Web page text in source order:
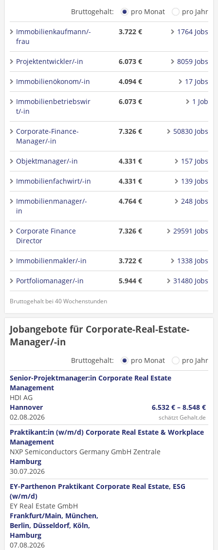
Bruttogehalt: pro Monat pro Jahr
Immobilienkaufmann/-
frau
3.722 € 1764 Jobs
Projektentwickler/-in 6.073 € 8059 Jobs
Immobilienökonom/-in 4.094 € 17 Jobs
Immobilienbetriebswir
t/-in
6.073 € 1 Job
Corporate-Finance-
Manager/-in
7.326 € 50830 Jobs
Objektmanager/-in 4.331 € 157 Jobs
Immobilienfachwirt/-in 4.331 € 139 Jobs
Immobilienmanager/-
in
4.764 € 248 Jobs
Corporate Finance
Director
7.326 € 29591 Jobs
Immobilienmakler/-in 3.722 € 1338 Jobs
Portfoliomanager/-in 5.944 € 31480 Jobs
Bruttogehalt bei 40 Wochenstunden
Jobangebote für Corporate-Real-Estate-
Manager/-in
Bruttogehalt: pro Monat
pro Jahr
Senior-Projektmanager:in Corporate Real Estate
Management
HDI AG
Hannover
02.08.2026
6.532 € – 8.548 €
schätzt Gehalt.de
Praktikant:in (w/m/d) Corporate Real Estate & Workplace
Management
NXP Semiconductors Germany GmbH Zentrale
Hamburg
30.07.2026
EY-Parthenon Praktikant Corporate Real Estate, ESG
(w/m/d)
EY Real Estate GmbH
Frankfurt/Main, München,
Berlin, Düsseldorf, Köln,
Hamburg
07.08.2026